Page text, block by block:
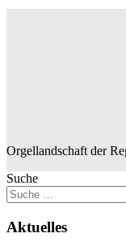
Orgellandschaft der
Suche
Aktuelles